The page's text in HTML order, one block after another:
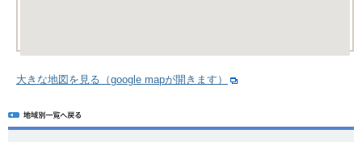
大きな地図を見る（google mapが開きます）